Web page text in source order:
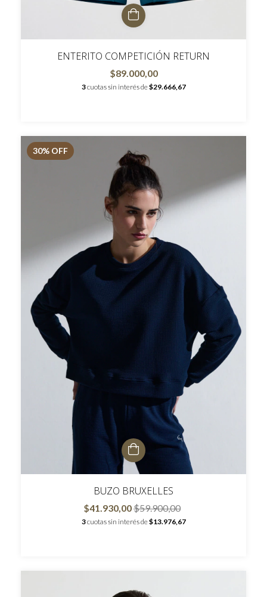
ENTERITO COMPETICIÓN RETURN
$89.000,00
3cuotas sin interés de$29.666,67
30% OFF
BUZO BRUXELLES
$41.930,00$59.900,00
3cuotas sin interés de$13.976,67